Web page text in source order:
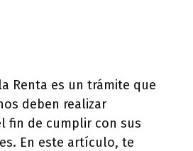
Renta es un trámite que
deben realizar
fin de cumplir con sus
En este artículo, te